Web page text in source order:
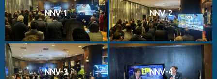
NNV-1 NNV-2
NNV-3 NNV-4